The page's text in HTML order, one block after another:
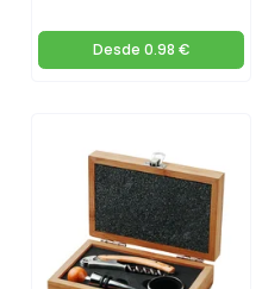
Desde 0.98 €